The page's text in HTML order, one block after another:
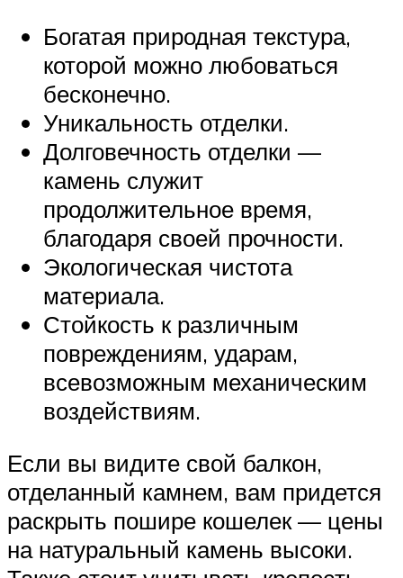
Богатая природная текстура,
которой можно любоваться
бесконечно.
Уникальность отделки.
Долговечность отделки —
камень служит
продолжительное время,
благодаря своей прочности.
Экологическая чистота
материала.
Стойкость к различным
повреждениям, ударам,
всевозможным механическим
воздействиям.
Если вы видите свой балкон,
отделанный камнем, вам придется
раскрыть пошире кошелек — цены
на натуральный камень высоки.